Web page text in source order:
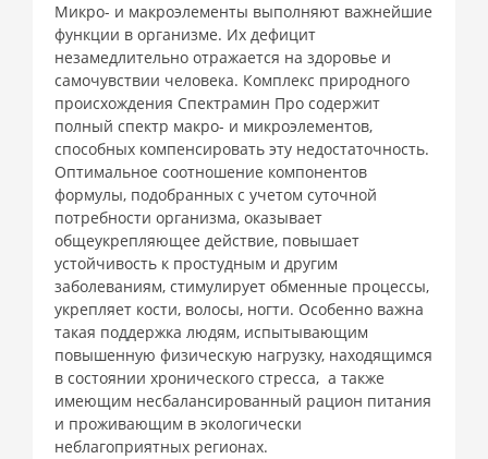
Микро- и макроэлементы выполняют важнейшие
функции в организме. Их дефицит
незамедлительно отражается на здоровье и
самочувствии человека. Комплекс природного
происхождения Спектрамин Про содержит
полный спектр макро- и микроэлементов,
способных компенсировать эту недостаточность.
Оптимальное соотношение компонентов
формулы, подобранных с учетом суточной
потребности организма, оказывает
общеукрепляющее действие, повышает
устойчивость к простудным и другим
заболеваниям, стимулирует обменные процессы,
укрепляет кости, волосы, ногти. Особенно важна
такая поддержка людям, испытывающим
повышенную физическую нагрузку, находящимся
в состоянии хронического стресса, а также
имеющим несбалансированный рацион питания
и проживающим в экологически
неблагоприятных регионах.